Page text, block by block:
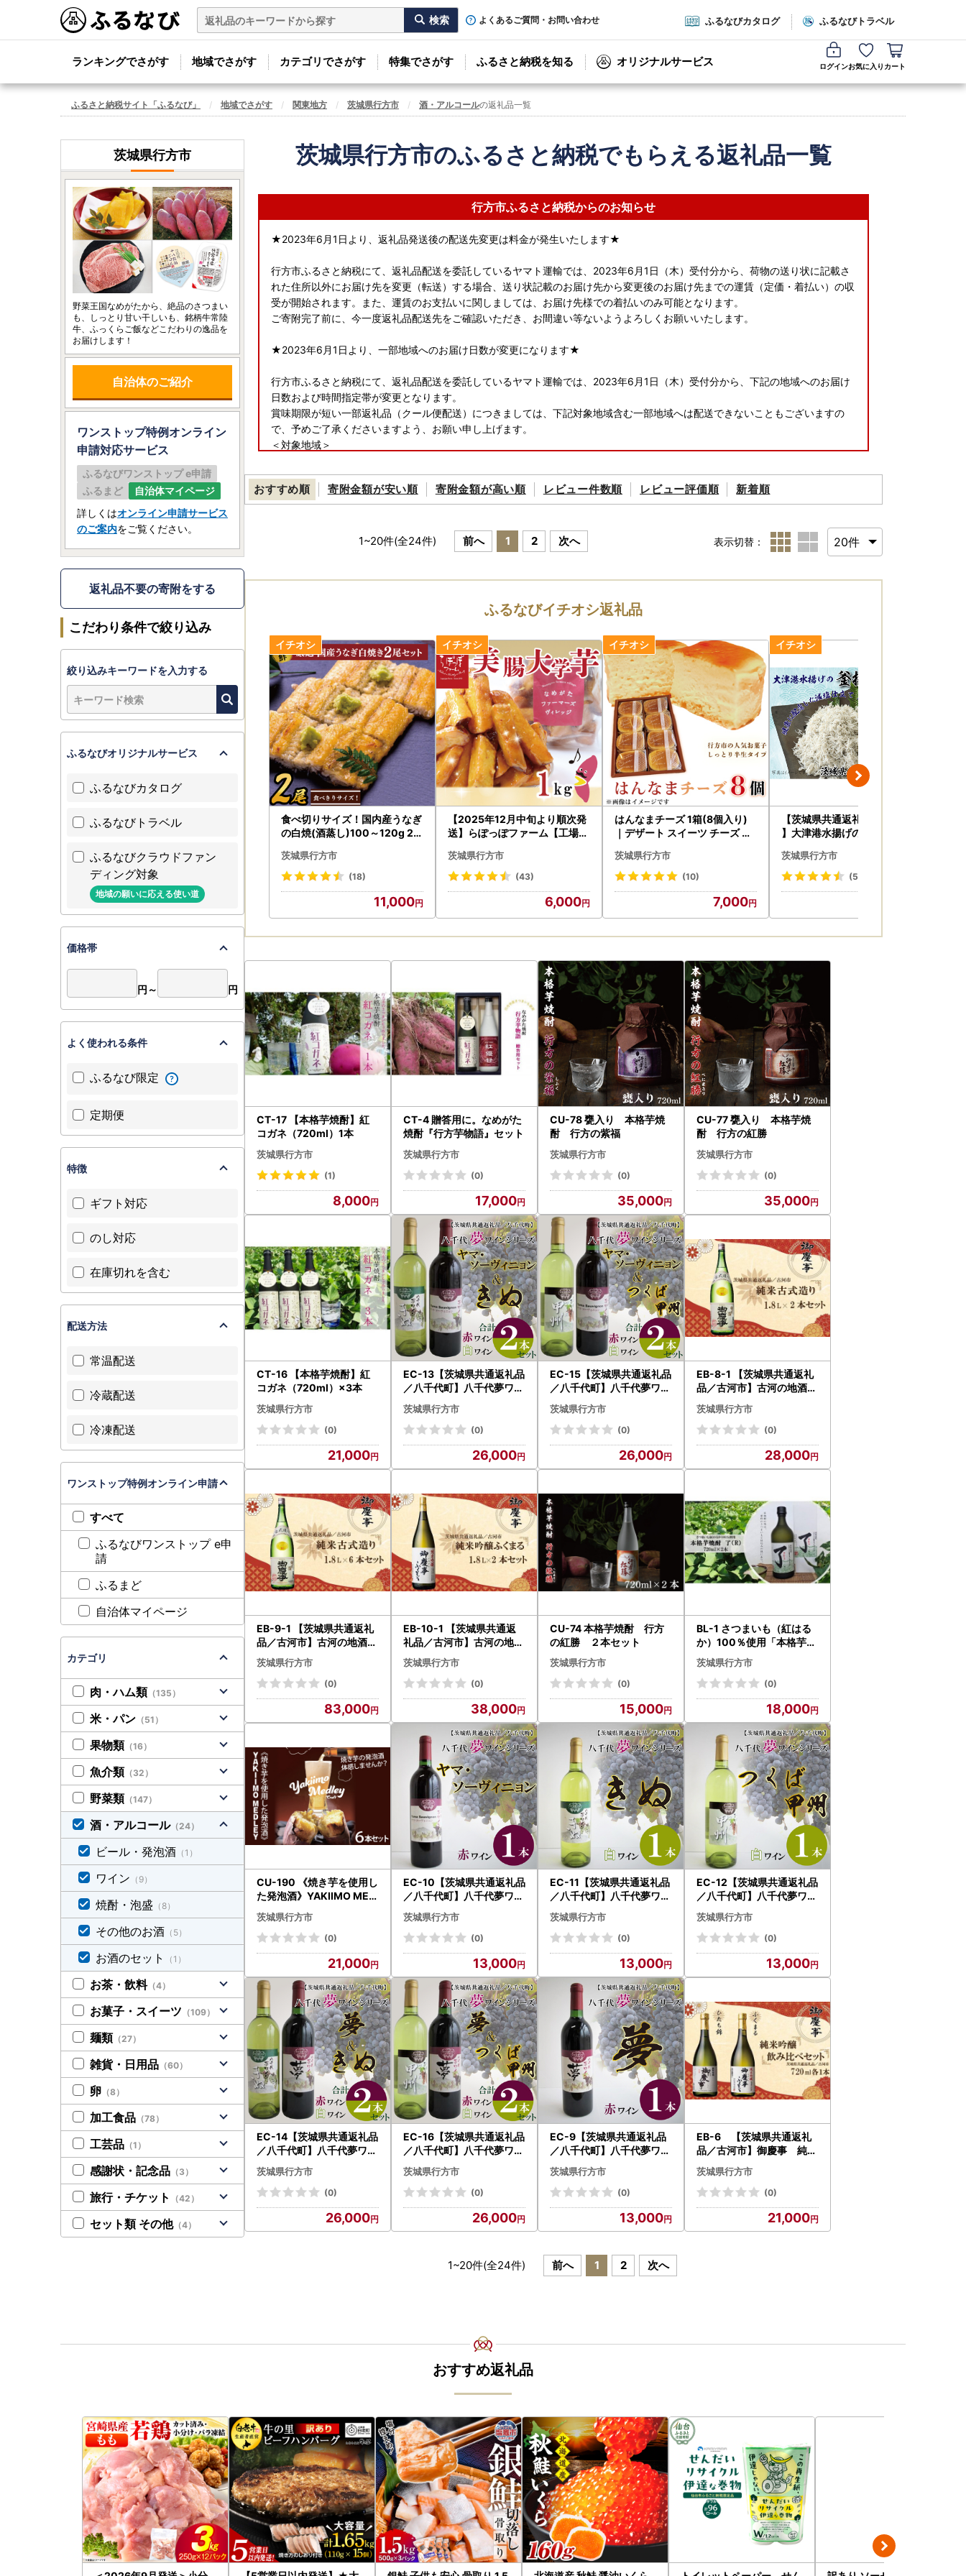
よくあるご質問・お問い合わせ ふるなびカタログ ふるなびトラベル
ランキングでさがす 地域でさがす カテゴリでさがす 特集でさがす ふるさと納税を知る オリジナルサービス ログインお気に入り カート
ふるさと納税サイト「ふるなび」 地域でさがす 関東地方 茨城県行方市 酒・アルコールの返礼品一覧
茨城県行方市のふるさと納税でもらえる返礼品一覧
行方市ふるさと納税からのお知らせ
★2023年6月1日より、返礼品発送後の配送先変更は料金が発生いたします★
行方市ふるさと納税にて、返礼品配送を委託しているヤマト運輸では、2023年6月1日（木）受付分から、荷物の送り状に記載さ
れた住所以外にお届け先を変更（転送）する場合、送り状記載のお届け先から変更後のお届け先までの運賃（定価・着払い）の収
受が開始されます。また、運賃のお支払いに関しましては、お届け先様での着払いのみ可能となります。
ご寄附完了前に、今一度返礼品配送先をご確認いただき、お間違い等ないようよろしくお願いいたします。
★2023年6月1日より、一部地域へのお届け日数が変更になります★
行方市ふるさと納税にて、返礼品配送を委託しているヤマト運輸では、2023年6月1日（木）受付分から、下記の地域へのお届け
日数および時間指定帯が変更となります。
賞味期限が短い一部返礼品（クール便配送）につきましては、下記対象地域含む一部地域へは配送できないこともございますの
で、予めご了承くださいますよう、お願い申し上げます。
＜対象地域＞
■書類の送付について■
寄附金受領証明書、及びワンストップ特例申請書はお申し込み完了後、2週間から1ヶ月ほどでお送りいたします。
■寄附金税額控除に係る申告特例申請書（ワンストップ特例申請書）の送付について ■
（行方市企画部魅力発信課）
おすすめ順 寄附金額が安い順 寄附金額が高い順 レビュー件数順 レビュー評価順 新着順
1~20件(全24件) 前へ 1 2 次へ 表示切替：
ふるなびイチオシ返礼品
食べ切りサイズ！国内産うなぎ
の白焼(酒蒸し)100～120g 2尾
酒蒸し 食べ切り 茨城県 行方市
（AD-130-3）
茨城県行方市
(18)
11,000
【2025年12月中旬より順次発
送】らぽっぽファーム【工場直
いも 大学芋 芋 サツマイモ だい
がくいも スイーツ お菓子 冷凍
県 行方市 らぽっぽファーム(C
茨城県行方市
(43)
6,000
はんなまチーズ 1箱(8個入り)
｜デザート スイーツ チーズ は
料無料 茨城県 行方市(H-22-1)
茨城県行方市
(10)
7,000
【茨城県共通返礼品／北茨城市
】大津港水揚げの釜揚げしらす
茨城県行方市
(5)
CT-17 【本格芋焼酎】紅
コガネ（720ml）1本
茨城県行方市
(1)
8,000
CT-4 贈答用に。なめがた
焼酎『行方芋物語』セット
茨城県行方市
(0)
17,000
CU-78 甕入り 本格芋焼
酎 行方の紫福
茨城県行方市
(0)
35,000
CU-77 甕入り 本格芋焼
酎 行方の紅勝
茨城県行方市
(0)
35,000
CT-16 【本格芋焼酎】紅
コガネ（720ml）×3本
茨城県行方市
(0)
21,000
EC-13【茨城県共通返礼品
／八千代町】八千代夢ワイ
ンシリーズ ヤマ・ソーヴ
ィニョン（赤）・きぬ（白
）２本セット
茨城県行方市
(0)
26,000
EC-15【茨城県共通返礼品
／八千代町】八千代夢ワイ
ンシリーズ ヤマ・ソーヴ
ィニョン（赤）・つくば甲
州（白）２本セット
茨城県行方市
(0)
26,000
EB-8-1 【茨城県共通返礼
品／古河市】古河の地酒「
御慶事」純米古式造り1.8
Ｌ×２本セット
茨城県行方市
(0)
28,000
EB-9-1 【茨城県共通返礼
品／古河市】古河の地酒「
御慶事」純米古式造り1.8
Ｌ×６本セット
茨城県行方市
(0)
83,000
EB-10-1 【茨城県共通返
礼品／古河市】古河の地酒
「御慶事」純米吟醸ふくま
る1.8L×2本セット
茨城県行方市
(0)
38,000
CU-74 本格芋焼酎 行方
の紅勝 ２本セット
茨城県行方市
(0)
15,000
BL-1 さつまいも（紅はる
か）100％使用「本格芋焼
酎 了（R）」2本
茨城県行方市
(0)
18,000
CU-190 《焼き芋を使用し
た発泡酒》YAKIIMO MED
LEY（焼き芋メドレー）６
本セット
茨城県行方市
(0)
21,000
EC-10【茨城県共通返礼品
／八千代町】八千代夢ワイ
ンシリーズ ヤマ・ソーヴ
ィニョン（赤ワイン）１本
茨城県行方市
(0)
13,000
EC-11【茨城県共通返礼品
／八千代町】八千代夢ワイ
ンシリーズ きぬ（白ワイ
ン）１本
茨城県行方市
(0)
13,000
EC-12【茨城県共通返礼品
／八千代町】八千代夢ワイ
ンシリーズ つくば甲州（
白ワイン）１本
茨城県行方市
(0)
13,000
EC-14【茨城県共通返礼品
／八千代町】八千代夢ワイ
ンシリーズ 夢（赤）・き
ぬ（白）２本セット
茨城県行方市
(0)
26,000
EC-16【茨城県共通返礼品
／八千代町】八千代夢ワイ
ンシリーズ 夢（赤）・つ
くば甲州（白）
茨城県行方市
(0)
26,000
EC-9【茨城県共通返礼品
／八千代町】八千代夢ワイ
ンシリーズ 夢（赤ワイン
）１本
茨城県行方市
(0)
13,000
EB-6 【茨城県共通返礼
品／古河市】御慶事 純米
吟醸飲み比べセット(1)（
ひたち錦・純米吟醸ふくま
る）720ml 各1本
茨城県行方市
(0)
21,000
1~20件(全24件) 前へ 1 2 次へ
茨城県行方市
野菜王国なめがたから、絶品のさつまい
も、しっとり甘い干しいも、銘柄牛常陸
牛、ふっくらご飯などこだわりの逸品を
お届けします！
自治体のご紹介
ワンストップ特例オンライン
申請対応サービス
ふるなびワンストップ e申請
ふるまど
自治体マイページ
詳しくはオンライン申請サービス
のご案内をご覧ください。
返礼品不要の寄附をする
こだわり条件で絞り込み
絞り込みキーワードを入力する
ふるなびオリジナルサービス
ふるなびカタログ
ふるなびトラベル
ふるなびクラウドファン
ディング対象
地域の願いに応える使い道
価格帯
円～ 円
よく使われる条件
ふるなび限定
定期便
特徴
ギフト対応
のし対応
在庫切れを含む
配送方法
常温配送
冷蔵配送
冷凍配送
ワンストップ特例オンライン申請
すべて
ふるなびワンストップ e申
請
ふるまど
自治体マイページ
カテゴリ
肉・ハム類 （135）
米・パン （51）
果物類 （16）
魚介類 （32）
野菜類 （147）
酒・アルコール（24）
ビール・発泡酒 （1）
ワイン （9）
焼酎・泡盛 （8）
その他のお酒 （5）
お酒のセット （1）
お茶・飲料（4）
お菓子・スイーツ （109）
麺類 （27）
雑貨・日用品 （60）
卵 （8）
加工食品 （78）
工芸品 （1）
感謝状・記念品 （3）
旅行・チケット （42）
セット類 その他（4）
おすすめ返礼品